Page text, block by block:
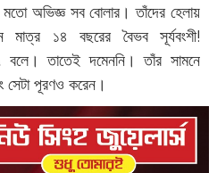
মতো অভিজ্ঞ সব বোলার। তাঁদের হেলায়
মাত্র ১৪ বছরের বৈভব সূর্যবংশী!
বলে। তাতেই দমেননি। তাঁর সামনে
পূরণও করেন।